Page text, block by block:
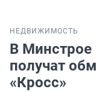
НЕДВИЖИМОСТЬ
В Минстрое
получат
«Кросс»